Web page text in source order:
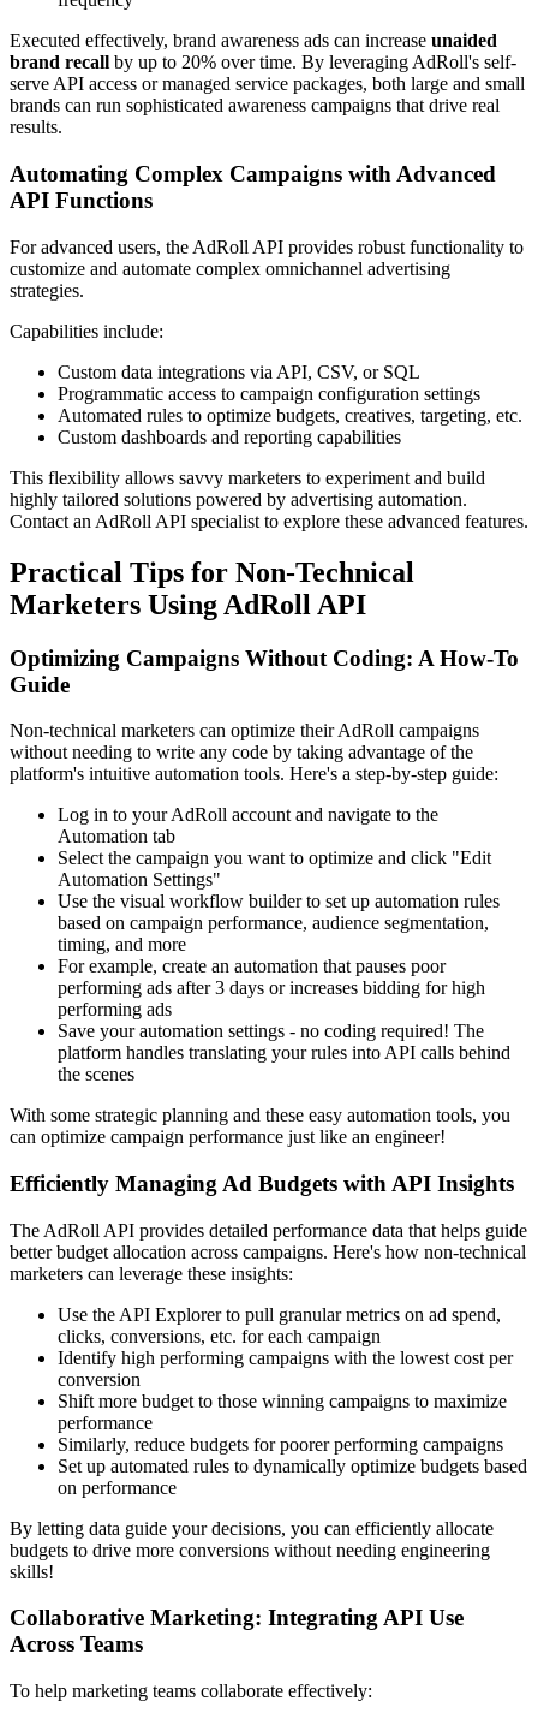
Executed effectively, brand awareness ads can increase unaided
brand recall by up to 20% over time. By leveraging AdRoll's self-
serve API access or managed service packages, both large and small
brands can run sophisticated awareness campaigns that drive real
results.
Automating Complex Campaigns with Advanced
API Functions
For advanced users, the AdRoll API provides robust functionality to
customize and automate complex omnichannel advertising
strategies.
Capabilities include:
Custom data integrations via API, CSV, or SQL
Programmatic access to campaign configuration settings
Automated rules to optimize budgets, creatives, targeting, etc.
Custom dashboards and reporting capabilities
This flexibility allows savvy marketers to experiment and build
highly tailored solutions powered by advertising automation.
Contact an AdRoll API specialist to explore these advanced features.
Practical Tips for Non-Technical
Marketers Using AdRoll API
Optimizing Campaigns Without Coding: A How-To
Guide
Non-technical marketers can optimize their AdRoll campaigns
without needing to write any code by taking advantage of the
platform's intuitive automation tools. Here's a step-by-step guide:
Log in to your AdRoll account and navigate to the
Automation tab
Select the campaign you want to optimize and click "Edit
Automation Settings"
Use the visual workflow builder to set up automation rules
based on campaign performance, audience segmentation,
timing, and more
For example, create an automation that pauses poor
performing ads after 3 days or increases bidding for high
performing ads
Save your automation settings - no coding required! The
platform handles translating your rules into API calls behind
the scenes
With some strategic planning and these easy automation tools, you
can optimize campaign performance just like an engineer!
Efficiently Managing Ad Budgets with API Insights
The AdRoll API provides detailed performance data that helps guide
better budget allocation across campaigns. Here's how non-technical
marketers can leverage these insights:
Use the API Explorer to pull granular metrics on ad spend,
clicks, conversions, etc. for each campaign
Identify high performing campaigns with the lowest cost per
conversion
Shift more budget to those winning campaigns to maximize
performance
Similarly, reduce budgets for poorer performing campaigns
Set up automated rules to dynamically optimize budgets based
on performance
By letting data guide your decisions, you can efficiently allocate
budgets to drive more conversions without needing engineering
skills!
Collaborative Marketing: Integrating API Use
Across Teams
To help marketing teams collaborate effectively: